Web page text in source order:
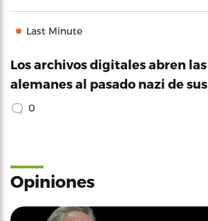
Last Minute
Los archivos digitales abren
alemanes al pasado nazi de
0
Opiniones